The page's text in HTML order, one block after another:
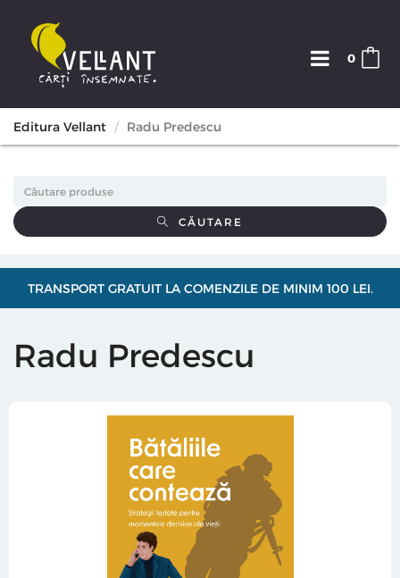
0
Editura Vellant Radu Predescu
CĂUTARE
TRANSPORT GRATUIT LA COMENZILE DE MINIM 100 LEI.
Radu Predescu